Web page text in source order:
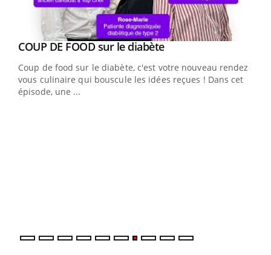
Youtube
COUP DE FOOD sur le diabèteYoutube
Coup de food sur le diabète, c'est votre nouveau rendez-
vous culinaire qui bouscule les idées reçues ! Dans cet
épisode, une ...